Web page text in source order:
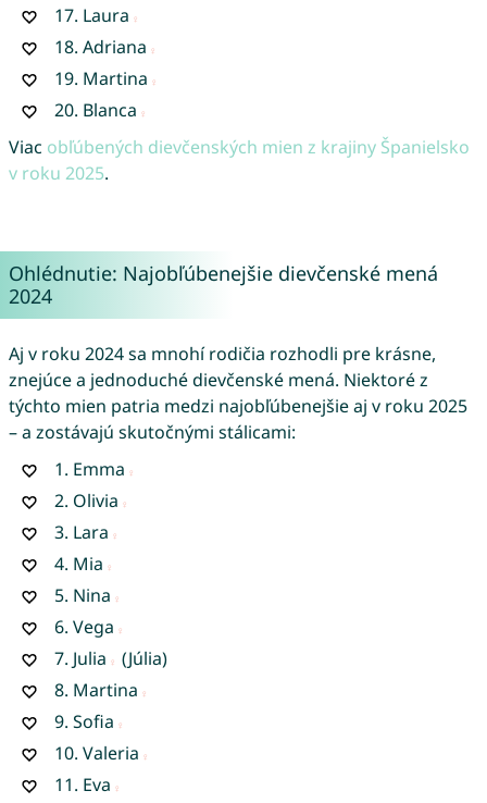
17. Laura
18. Adriana
19. Martina
20. Blanca
Viac obľúbených dievčenských mien z krajiny Španielsko
v roku 2025.
Ohlédnutie: Najobľúbenejšie dievčenské mená
2024
Aj v roku 2024 sa mnohí rodičia rozhodli pre krásne,
znejúce a jednoduché dievčenské mená. Niektoré z
týchto mien patria medzi najobľúbenejšie aj v roku 2025
– a zostávajú skutočnými stálicami:
1. Emma
2. Olivia
3. Lara
4. Mia
5. Nina
6. Vega
7. Julia
(Júlia)
8. Martina
9. Sofia
10. Valeria
11. Eva